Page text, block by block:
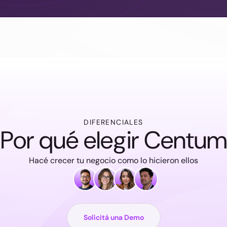
DIFERENCIALES
qué elegir
Hacé crecer tu negocio como lo hicieron ellos
Solicitá una Demo